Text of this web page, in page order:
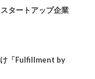
タートアップ企業
け「Fulfillment by